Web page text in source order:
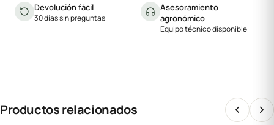
Devolución fácil
30 días sin preguntas
Asesoramiento
agronómico
Equipo técnico disponible
Productos relacionados